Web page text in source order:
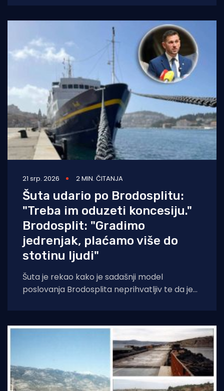
21 srp. 2026 2 MIN. ČITANJA
Šuta udario po Brodosplitu:
"Treba im oduzeti koncesiju."
Brodosplit: "Gradimo
jedrenjak, plaćamo više do
stotinu ljudi"
Šuta je rekao kako je sadašnji model
poslovanja Brodosplita neprihvatljiv te da je